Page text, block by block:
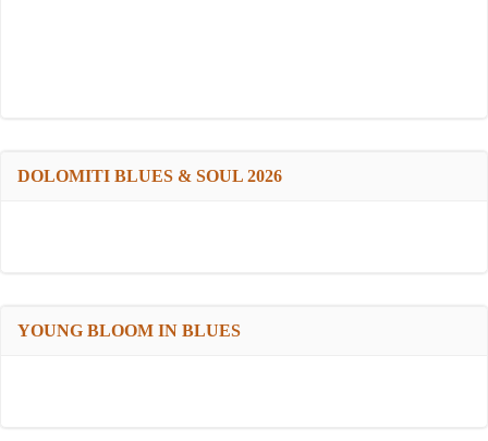
DOLOMITI BLUES & SOUL 2026
YOUNG BLOOM IN BLUES